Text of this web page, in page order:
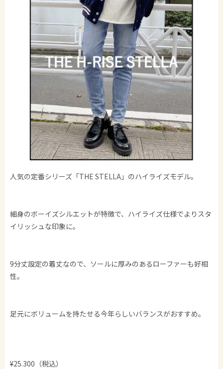
人気の定番シリーズ「THE STELLA」のハイライズモデル。
細身のボーイズシルエットが特徴で、ハイライズ仕様でよりスタ
イリッシュな印象に。
9分丈設定の着丈なので、ソールに厚みのあるローファーも好相
性。
足元にボリュームを持たせる今年らしいバランスがおすすめ。
¥25.300（税込）